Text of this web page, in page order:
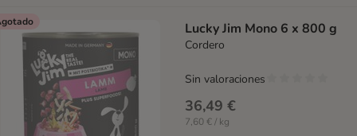
Lucky Jim Mono 6 x 800 g
Cordero
36,49 €
7,60 € / kg
Sin valoraciones